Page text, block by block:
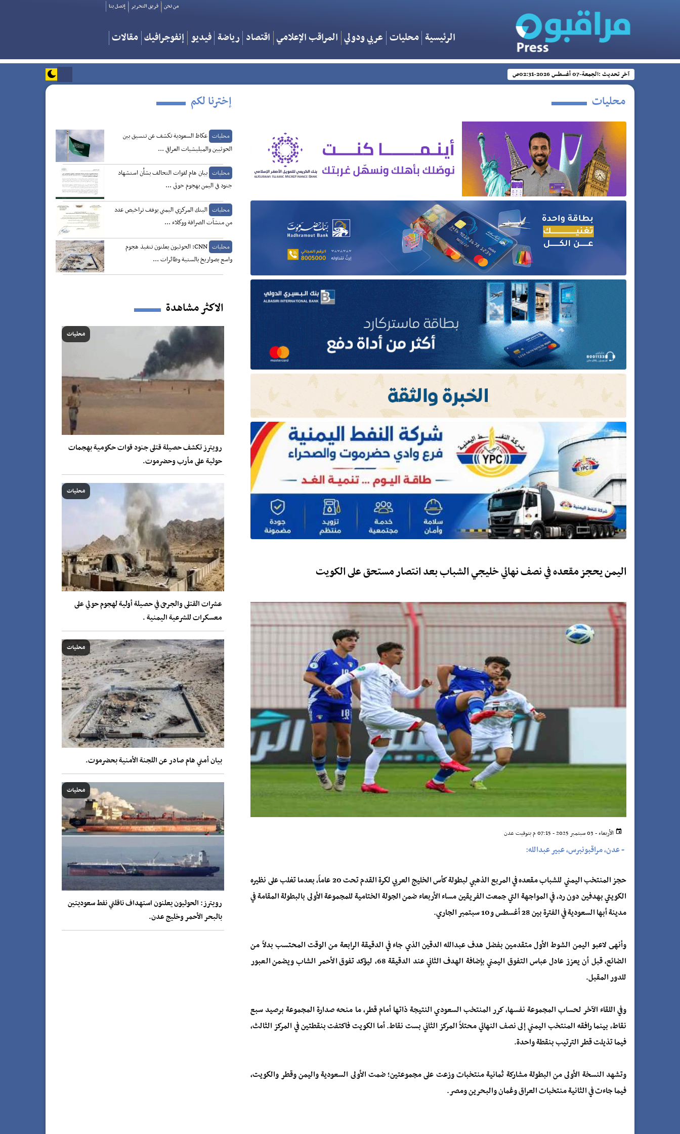
من نحن فريق التحرير إتصل بنا
الرئيسية محليات عربي ودولي المراقب الإعلامي اقتصاد رياضة فيديو إنفوجرافيك مقالات
آخر تحديث :الجمعة-07 أغسطس 2026-02:31ص
محليات
اليمن يحجز مقعده في نصف نهائي خليجي الشباب بعد انتصار مستحق على الكويت
الأربعاء - 03 سبتمبر 2025 - 07:15 م بتوقيت عدن
-عدن، مراقبونبرس، عبير عبدالله:
حجز المنتخب اليمني للشباب مقعده في المربع الذهبي لبطولة كأس الخليج العربي لكرة القدم تحت 20 عاماً، بعدما تغلب على نظيره
الكويتي بهدفين دون رد، في المواجهة التي جمعت الفريقين مساء الأربعاء ضمن الجولة الختامية للمجموعة الأولى بالبطولة المقامة في
مدينة أبها السعودية في الفترة بين 28 أغسطس و10 سبتمبر الجاري.
وأنهى لاعبو اليمن الشوط الأول متقدمين بفضل هدف عبدالله الدقين الذي جاء في الدقيقة الرابعة من الوقت المحتسب بدلاً من
الضائع، قبل أن يعزز عادل عباس التفوق اليمني بإضافة الهدف الثاني عند الدقيقة 68، ليؤكد تفوق الأحمر الشاب ويضمن العبور
للدور المقبل.
وفي اللقاء الآخر لحساب المجموعة نفسها، كرر المنتخب السعودي النتيجة ذاتها أمام قطر، ما منحه صدارة المجموعة برصيد سبع
نقاط، بينما رافقه المنتخب اليمني إلى نصف النهائي محتلاً المركز الثاني بست نقاط. أما الكويت فاكتفت بنقطتين في المركز الثالث،
فيما تذيلت قطر الترتيب بنقطة واحدة.
وتشهد النسخة الأولى من البطولة مشاركة ثمانية منتخبات وزعت على مجموعتين؛ ضمت الأولى السعودية واليمن وقطر والكويت،
فيما جاءت في الثانية منتخبات العراق وعُمان والبحرين ومصر.
إخترنا لكم
محليات عكاظ السعودية تكشف عن تنسيق بين
الحوثيين والميليشيات العراقي ...
محليات بيان هام لقوات التحالف بشأن استشهاد
جنود في اليمن بهجوم حوثي ...
محليات البنك المركزي اليمني يوقف تراخيص عدد
من منشآت الصرافة ووكلاء ...
محليات
CNN: الحوثيون يعلنون تنفيذ هجوم
واسع بصواريخ بالستية وطائرات ...
الاكثر مشاهدة
محليات
رويترز تكشف حصيلة قتلى جنود قوات حكومية بهجمات
حوثية على مأرب وحضرموت.
محليات
عشرات القتلى والجرحى في حصيلة أولية لهجوم حوثي على
معسكرات للشرعية اليمنية .
محليات
بيان أمني هام صادر عن اللجنة الأمنية بحضرموت.
محليات
رويترز: الحوثيون يعلنون استهداف ناقلتي نفط سعوديتين
بالبحر الأحمر وخليج عدن.